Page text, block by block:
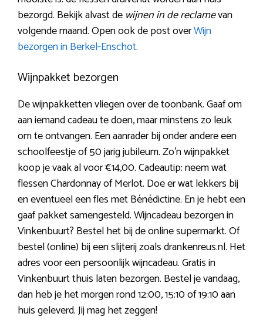
bezorgd. Bekijk alvast de wijnen in de reclamevan
volgende maand. Open ook de post overWijn
bezorgen in Berkel-Enschot.
Wijnpakket bezorgen
De wijnpakketten vliegen over de toonbank. Gaaf om
aan iemand cadeau te doen, maar minstens zo leuk
om te ontvangen. Een aanrader bij onder andere een
schoolfeestje of 50 jarig jubileum. Zo’n wijnpakket
koop je vaak al voor €14,00. Cadeautip: neem wat
flessen Chardonnay of Merlot. Doe er wat lekkers bij
en eventueel een fles met Bénédictine. En je hebt een
gaaf pakket samengesteld. Wijncadeau bezorgen in
Vinkenbuurt? Bestel het bij de online supermarkt. Of
bestel (online) bij een slijterij zoals drankenreus.nl. Het
adres voor een persoonlijk wijncadeau. Gratis in
Vinkenbuurt thuis laten bezorgen. Bestel je vandaag,
dan heb je het morgen rond 12:00, 15:10 of 19:10 aan
huis geleverd. Jij mag het zeggen!